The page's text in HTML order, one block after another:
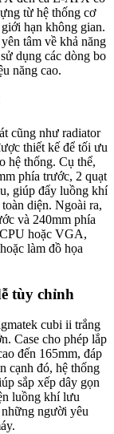
từ hệ thống cơ
hạn không gian.
tâm về khả năng
dụng các dòng bo
năng cao.
cũng như radiator
thiết kế để tối ưu
hệ thống. Cụ thể,
phía trước, 2 quạt
giúp đẩy luồng khí
diện. Ngoài ra,
và 240mm phía
hoặc VGA,
làm đồ họa
tùy chỉnh
cubi ii trắng
Case cho phép lắp
đến 165mm, đáp
cạnh đó, hệ thống
sắp xếp dây gọn
luồng khí lưu
người yêu